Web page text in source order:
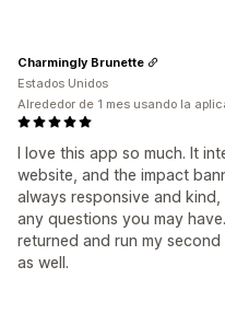
I love this app so much. It
website, and the impact
always responsive and
any questions you may
returned and run my
as well.
Charmingly Brunette
Estados Unidos
Alrededor de 1 mes usando la